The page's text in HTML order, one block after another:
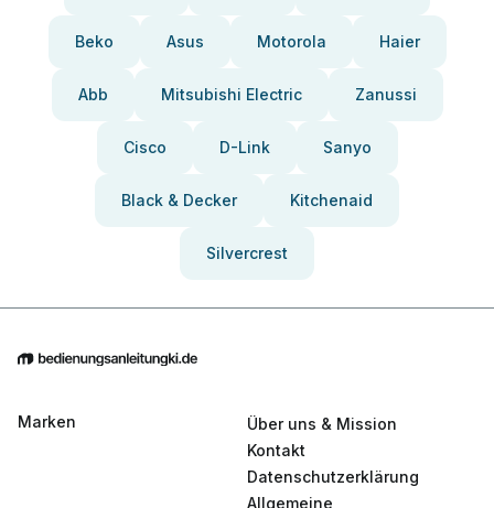
Beko Asus Motorola Haier
Abb Mitsubishi Electric Zanussi
Cisco D-Link Sanyo
Black & Decker Kitchenaid
Silvercrest
Marken
Über uns & Mission
Kontakt
Datenschutzerklärung
Allgemeine